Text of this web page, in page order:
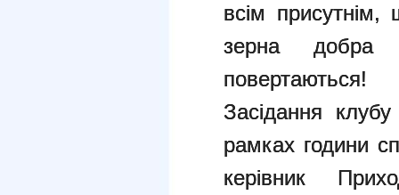
всім присутнім,
зерна добра
повертаються!
Засідання
рамках години
керівник